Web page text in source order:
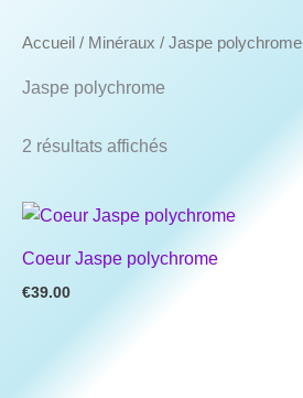
Accueil / Minéraux / Jaspe polychrome
Jaspe polychrome
2 résultats affichés
Coeur Jaspe polychrome
€39.00